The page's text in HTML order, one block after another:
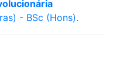
- BSc (Hons).